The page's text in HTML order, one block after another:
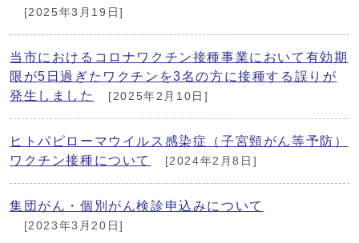
[2025年3月19日]
当市におけるコロナワクチン接種事業において有効期
限が5日過ぎたワクチンを3名の方に接種する誤りが
発生しました
[2025年2月10日]
ヒトパピローマウイルス感染症（子宮頸がん等予防）
ワクチン接種について
[2024年2月8日]
集団がん・個別がん検診申込みについて
[2023年3月20日]